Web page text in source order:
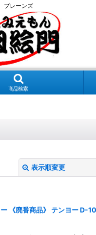
プレーンズ
商品検索
表示順変更
《廃番商品》 テンヨー